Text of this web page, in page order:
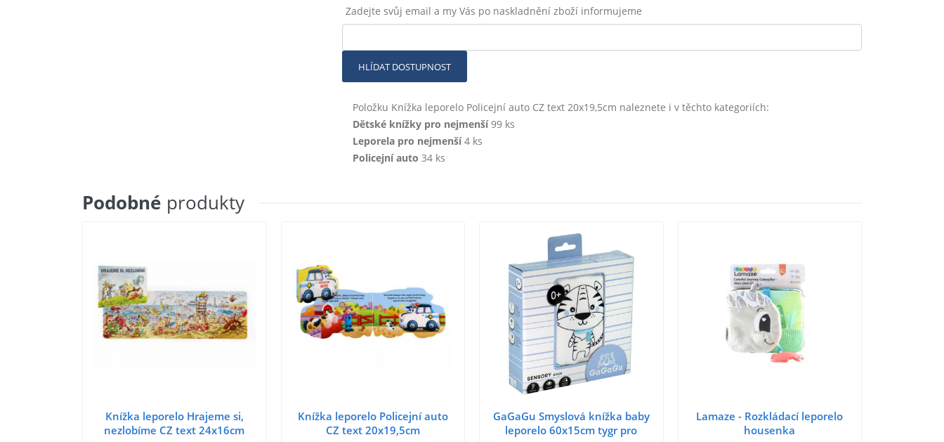
Zadejte svůj email a my Vás po naskladnění zboží informujeme
HLÍDAT DOSTUPNOST
Položku Knížka leporelo Policejní auto CZ text 20x19,5cm naleznete i v těchto kategoriích:
Dětské knížky pro nejmenší99 ks
Leporela pro nejmenší4 ks
Policejní auto 34 ks
Podobné produkty
Knížka leporelo Hrajeme si,
nezlobíme CZ text 24x16cm
Knížka leporelo Policejní auto
CZ text 20x19,5cm
GaGaGu Smyslová knížka baby
leporelo 60x15cm tygr pro
Lamaze - Rozkládací leporelo
housenka